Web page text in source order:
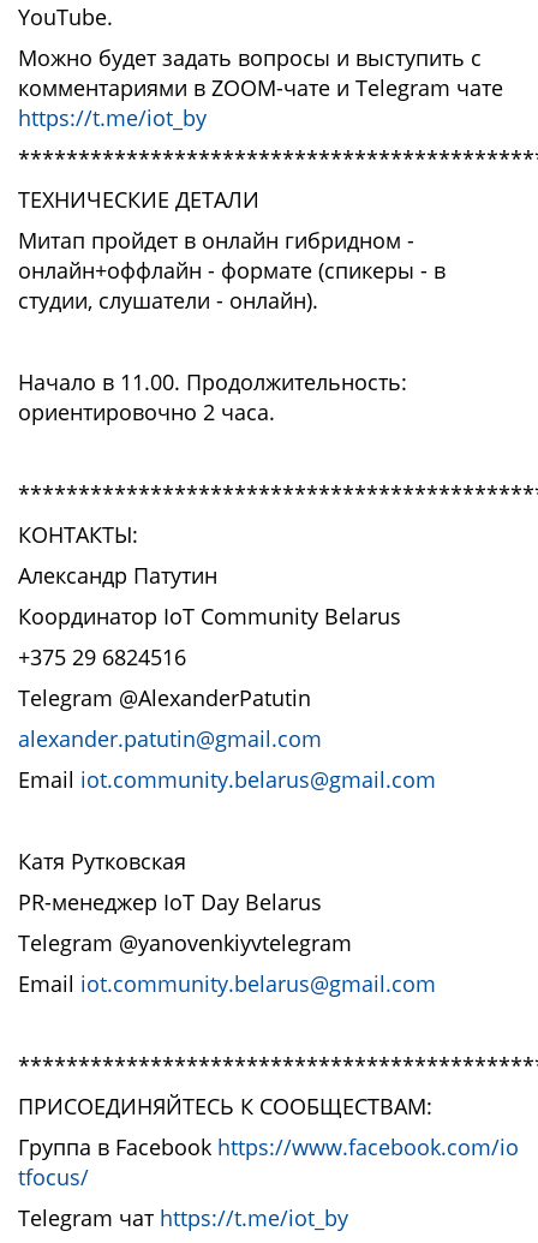
YouTube.
Можно будет задать вопросы и выступить с
комментариями в ZOOM-чате и Telegram чате
https://t.me/iot_by
ТЕХНИЧЕСКИЕ ДЕТАЛИ
Митап пройдет в онлайн гибридном -
онлайн+оффлайн - формате (спикеры - в
студии, слушатели - онлайн).
Начало в 11.00. Продолжительность:
ориентировочно 2 часа.
КОНТАКТЫ:
Александр Патутин
Координатор IoT Community Belarus
+375 29 6824516
Telegram @AlexanderPatutin
alexander.patutin@gmail.com
Email iot.community.belarus@gmail.com
Катя Рутковская
PR-менеджер IoT Day Belarus
Telegram @yanovenkiyvtelegram
Email iot.community.belarus@gmail.com
ПРИСОЕДИНЯЙТЕСЬ К СООБЩЕСТВАМ:
Группа в Facebook https://www.facebook.com/io
tfocus/
Telegram чат https://t.me/iot_by